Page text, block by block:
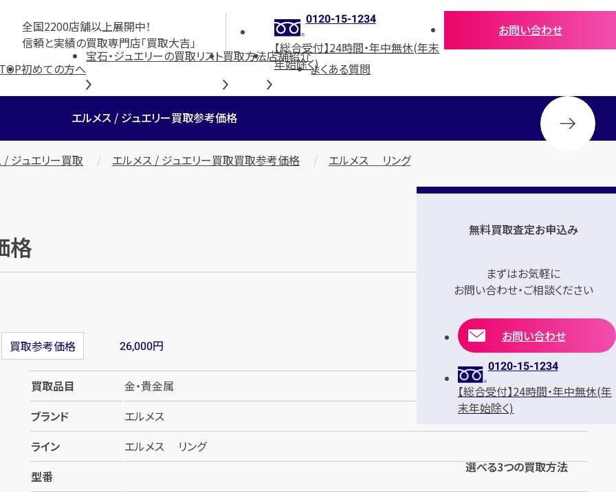
全国2200店舗以上展開中！
信頼と実績の買取専門店「買取大吉」
0120-15-1234
【総合受付】24時間・年中無休(年末
年始除く)
お問い合わせ
初めての方へ
宝石・ジュエリーの買取リスト買取方法店舗紹介
よくある質問
エルメス / ジュエリー買取参考価格
/ ジュエリー買取 エルメス / ジュエリー買取買取参考価格 エルメス リング
格
買取参考価格 26,000円
買取品目
金・貴金属
ブランド
エルメス
ライン
エルメス リング
型番
無料買取査定お申込み
まずはお気軽に
お問い合わせ・ご相談ください
お問い合わせ
0120-15-1234
【総合受付】24時間・年中無休(年
末年始除く)
選べる3つの買取方法